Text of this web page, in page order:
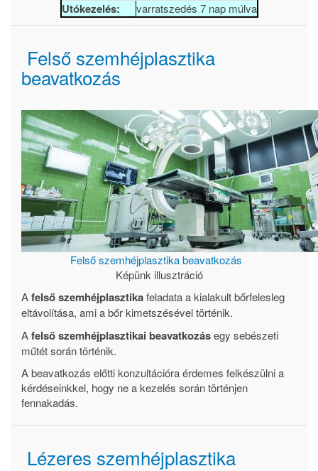
Utókezelés: varratszedés 7 nap múlva
Felső szemhéjplasztika
beavatkozás
Felső szemhéjplasztika beavatkozás
Képünk illusztráció
Afelső szemhéjplasztikafeladata a kialakult bőrfelesleg
eltávolítása, ami a bőr kimetszésével történik.
Afelső szemhéjplasztikai beavatkozásegy sebészeti
műtét során történik.
A beavatkozás előtti konzultációra érdemes felkészülni a
kérdéseinkkel, hogy ne a kezelés során történjen
fennakadás.
Lézeres szemhéjplasztika